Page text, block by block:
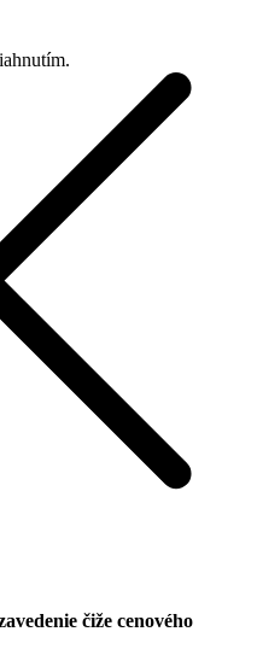
čiže cenového